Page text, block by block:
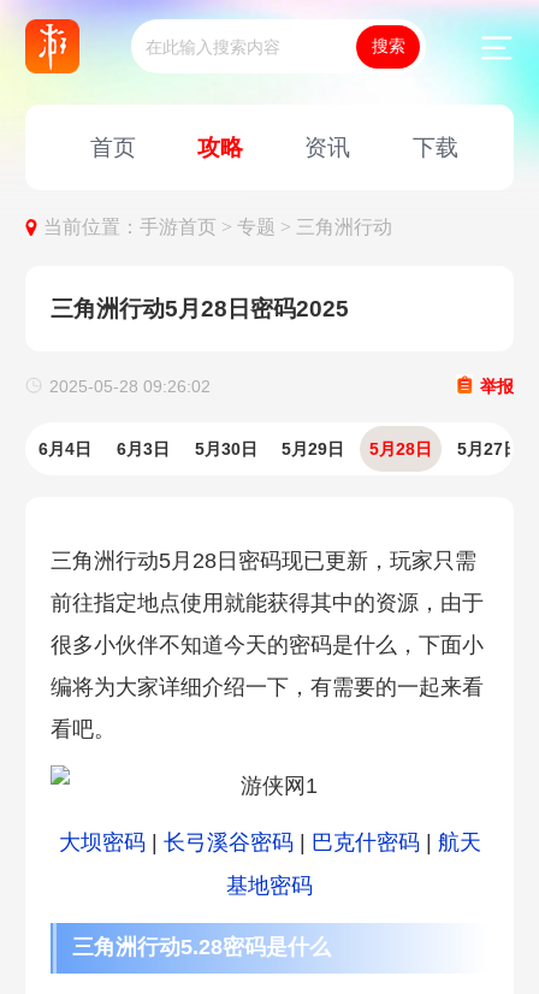
首页 攻略 资讯 下载
当前位置：手游首页 >专题 > 三角洲行动
三角洲行动5月28日密码2025
2025-05-28 09:26:02 举报
6月4日 6月3日 5月30日 5月29日 5月28日 5月27日
三角洲行动5月28日密码现已更新，玩家只需
前往指定地点使用就能获得其中的资源，由于
很多小伙伴不知道今天的密码是什么，下面小
编将为大家详细介绍一下，有需要的一起来看
看吧。
大坝密码| 长弓溪谷密码| 巴克什密码| 航天
基地密码
三角洲行动5.28密码是什么